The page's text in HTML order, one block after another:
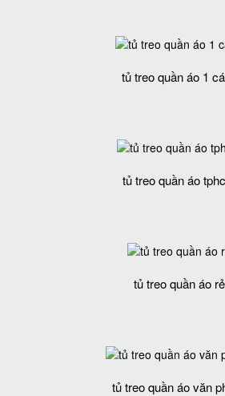
tủ treo quần áo 1
tủ treo quần áo
tủ treo quần áo rẻ
tủ treo quần áo văn